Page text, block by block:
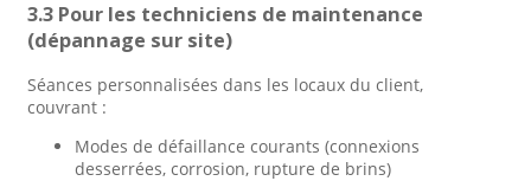
3.3 Pour les techniciens de maintenance
(dépannage sur site)
Séances personnalisées dans les locaux du client,
couvrant :
Modes de défaillance courants (connexions
desserrées, corrosion, rupture de brins)